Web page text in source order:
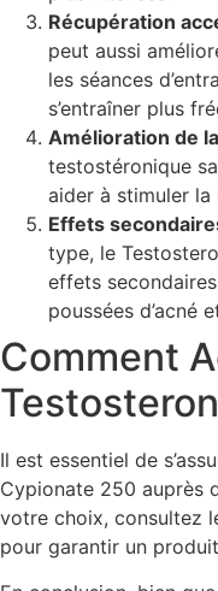
Récupération
peut aussi
les séances
s’entraîner plus
Amélioration de
testostéronique
aider à stimuler
Effets
type, le
effets
poussées d’acné
Comment
Il est essentiel de
Cypionate 250 auprès
votre choix, consultez
pour garantir un